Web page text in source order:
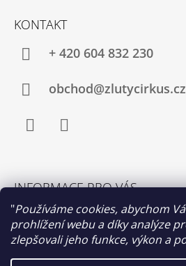
"Používáme cookies, abychom
prohlížení webu a díky analýze
zlepšovali jeho funkce, výkon a
KONTAKT
+ 420 604 832 230
obchod@zlutycirkus.cz
INFORMACE PRO VÁS
Obchodní podmínky
Výměna a vrácení zboží
Moje objednávka